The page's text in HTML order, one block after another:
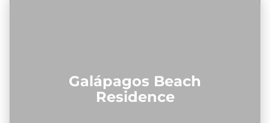
Galápagos Beach
Residence